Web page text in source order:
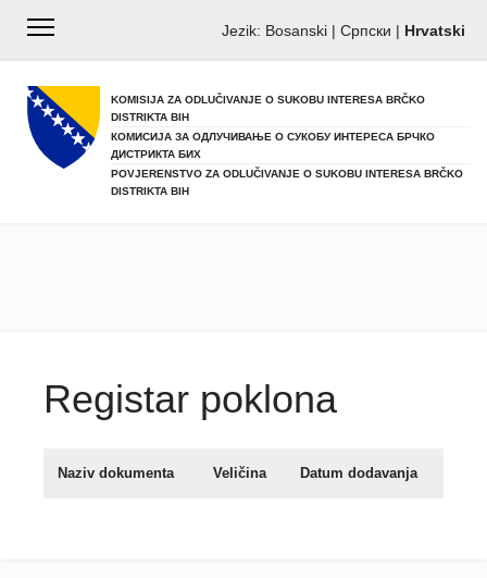
Jezik: Bosanski| Српски | Hrvatski
KOMISIJA ZA ODLUČIVANJE O SUKOBU INTERESA BRČKO
DISTRIKTA BIH
КОМИСИЈА ЗА ОДЛУЧИВАЊЕ О СУКОБУ ИНТЕРЕСА БРЧКО
ДИСТРИКТА БИХ
POVJERENSTVO ZA ODLUČIVANJE O SUKOBU INTERESA BRČKO
DISTRIKTA BIH
Registar poklona
Naziv dokumenta Veličina Datum dodavanja